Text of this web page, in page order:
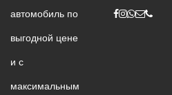
автомобиль по
выгодной цене
и с
максимальным